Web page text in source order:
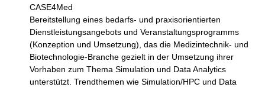
CASE4Med
Bereitstellung eines bedarfs- und praxisorientierten
Dienstleistungsangebots und Veranstaltungsprogramms
(Konzeption und Umsetzung), das die Medizintechnik- und
Biotechnologie-Branche gezielt in der Umsetzung ihrer
Vorhaben zum Thema Simulation und Data Analytics
unterstützt. Trendthemen wie Simulation/HPC und Data